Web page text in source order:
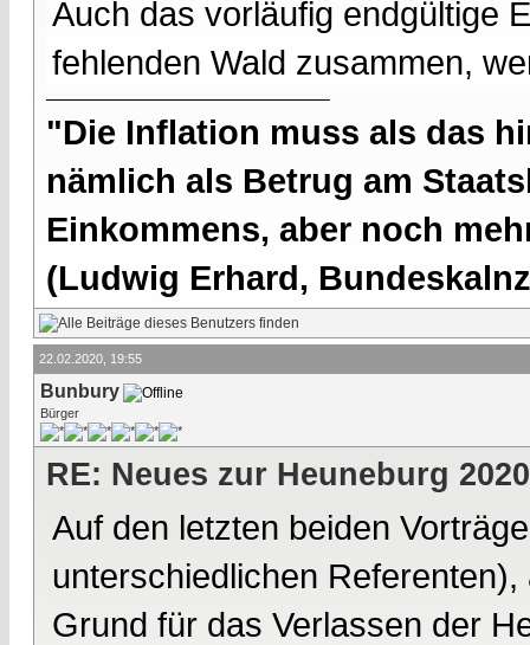
Auch das vorläufig endgültige
fehlenden Wald zusammen,
"Die Inflation muss als das
nämlich als Betrug am
Einkommens, aber noch
(Ludwig Erhard,
22.02.2020, 19:55
Bunbury
Bürger
RE: Neues zur Heuneburg 2020
Auf den letzten beiden
unterschiedlichen
Grund für das Verlassen der